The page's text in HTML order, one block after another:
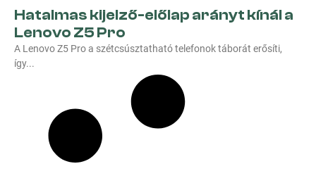
Hatalmas kijelző-előlap arányt kínál a
Lenovo Z5 Pro
A Lenovo Z5 Pro a szétcsúsztatható telefonok táborát erősíti,
így